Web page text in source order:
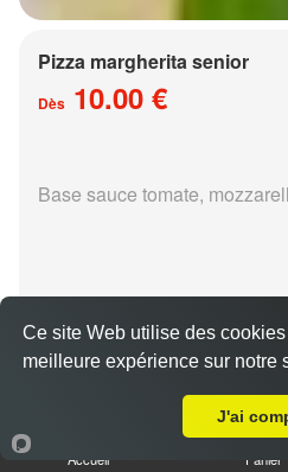
Pizza margherita senior
Dès 10.00 €
Base sauce tomate,
Pizza régina senior
Accueil Panier
Ce site Web utilise des
meilleure expérience sur notre
J'ai